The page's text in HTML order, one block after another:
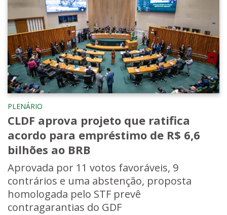
PLENÁRIO
CLDF aprova projeto que ratifica
acordo para empréstimo de R$ 6,6
bilhões ao BRB
Aprovada por 11 votos favoráveis, 9
contrários e uma abstenção, proposta
homologada pelo STF prevê
contragarantias do GDF